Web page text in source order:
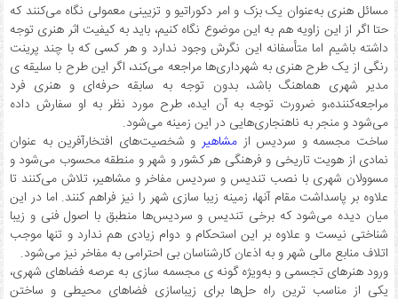
مسائل هنری به‌عنوان یک بزک و امر دکوراتیو و تزیینی معمولی نگاه می‌کنند که
حتا اگر از این زاویه هم به این موضوع نگاه کنیم، باید به کیفیت اثر هنری توجه
داشته باشیم اما متأسفانه این نگرش وجود ندارد و هر کسی که با چند پرینت
رنگی از یک طرح هنری به شهرداری‌ها مراجعه می‌کند، اگر این طرح با سلیقه ی
مدیر شهری هماهنگ باشد، بدون توجه به سابقه حرفه‌ای و هنری فرد
مراجعه‌کننده،و ضرورت توجه به آن ایده، طرح مورد نظر به او سفارش داده
می‌شود و منجر به ناهنجاری‌هایی در این زمینه می‌شود.
ساخت مجسمه و سردیس از مشاهیر و شخصیت‌های افتخارآفرین به عنوان
نمادی از هویت تاریخی و فرهنگی هر کشور و شهر و منطقه محسوب می‌شود و
مسوولان شهری با نصب تندیس و سردیس مفاخر و مشاهیر، تلاش می‌کنند تا
علاوه بر پاسداشت مقام آنها، زمینه زیبا سازی شهر را نیز فراهم کنند. اما در این
میان دیده می‌شود که برخی تندیس و سردیس‌ها منطبق با اصول فنی و زیبا
شناختی نیست و علاوه بر این استحکام و دوام زیادی هم ندارد و تنها موجب
اتلاف منابع مالی شهر و به اذعان کارشناسان بی احترامی به مفاخر نیز می‌شود.
ورود هنرهای تجسمی و به‌ویژه گونه ی مجسمه سازی به عرصه فضاهای شهری،
یکی از مناسب ترین راه حل‌ها برای زیباسازی فضاهای محیطی و ساختن